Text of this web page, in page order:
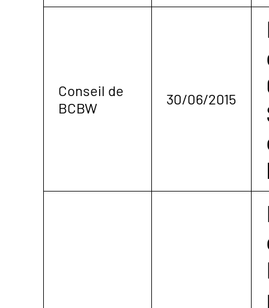
Conseil de
BCBW
30/06/2015